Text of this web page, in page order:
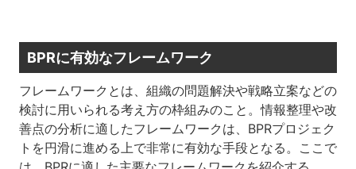
BPRに有効なフレームワーク
フレームワークとは、組織の問題解決や戦略立案などの
検討に用いられる考え方の枠組みのこと。情報整理や改
善点の分析に適したフレームワークは、BPRプロジェク
トを円滑に進める上で非常に有効な手段となる。ここで